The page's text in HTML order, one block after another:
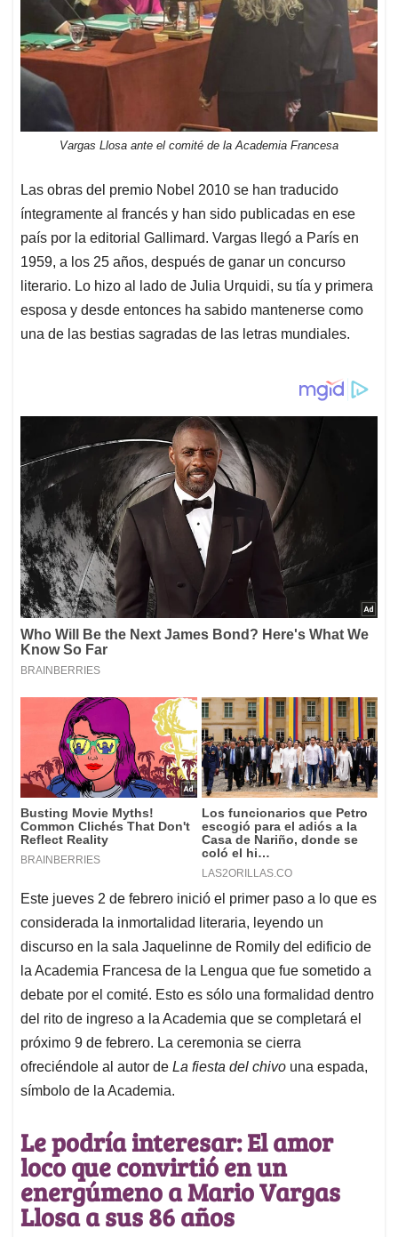
Vargas Llosa ante el comité de la Academia Francesa
Las obras del premio Nobel 2010 se han traducido
íntegramente al francés y han sido publicadas en ese
país por la editorial Gallimard. Vargas llegó a París en
1959, a los 25 años, después de ganar un concurso
literario. Lo hizo al lado de Julia Urquidi, su tía y primera
esposa y desde entonces ha sabido mantenerse como
una de las bestias sagradas de las letras mundiales.
Este jueves 2 de febrero inició el primer paso a lo que es
considerada la inmortalidad literaria, leyendo un
discurso en la sala Jaquelinne de Romily del edificio de
la Academia Francesa de la Lengua que fue sometido a
debate por el comité. Esto es sólo una formalidad dentro
del rito de ingreso a la Academia que se completará el
próximo 9 de febrero. La ceremonia se cierra
ofreciéndole al autor de La fiesta del chivo una espada,
símbolo de la Academia.
Le podría interesar: El amor
loco que convirtió en un
energúmeno a Mario Vargas
Llosa a sus 86 años